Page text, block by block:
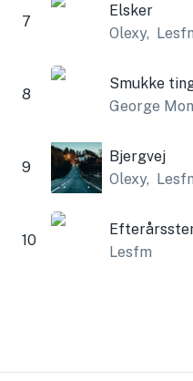
7
Elsker
Olexy,
8
Smukke
George
9
Bjergvej
Olexy,
10
Lesfm